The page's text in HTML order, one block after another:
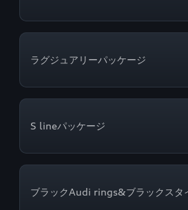
ラグジュアリーパッケージ
S lineパッケージ
ブラックAudi rings&ブラックスタ